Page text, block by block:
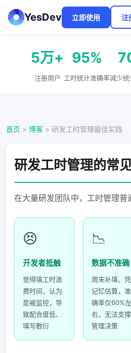
YesDev 立即使用 注
5万+
注册用户
95%
工时统计准确率减少
首页 > 博客 > 研发工时管理最佳实践
研发工时管理的常
在大量研发团队中，工时管理普
😣
开发者抵触
觉得填工时浪
费时间，认为
是被监控，导
致配合度低、
填写敷衍
📉
数据不准确
周末补填、凭
记忆估算，准
确率仅60%左
右，无法支撑
管理决策